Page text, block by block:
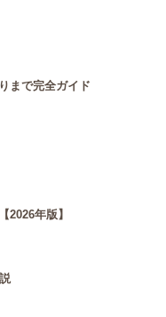
まで完全ガイド
年版】